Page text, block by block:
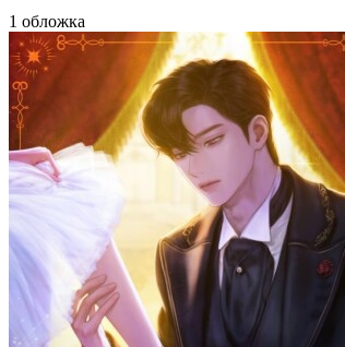
1 обложка